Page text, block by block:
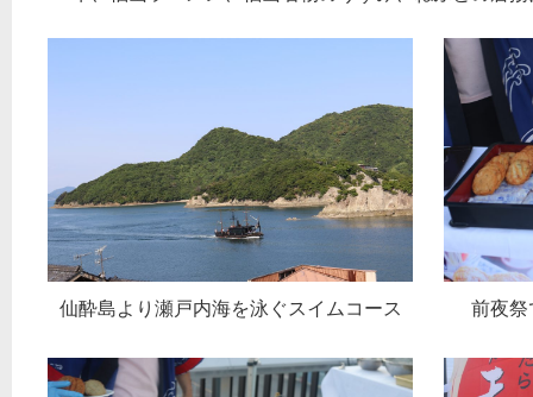
仙酔島より瀬戸内海を泳ぐスイムコース 前夜祭